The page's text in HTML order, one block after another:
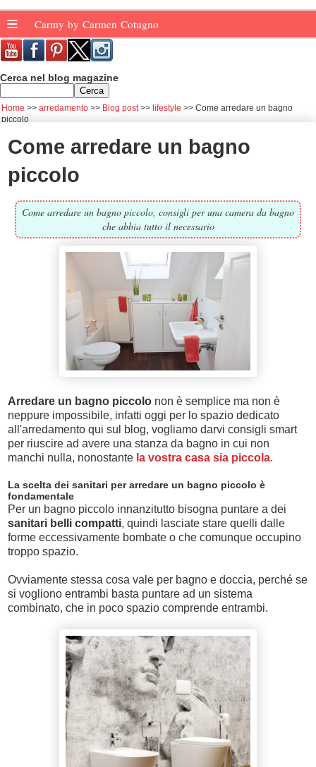
≡ Carmy by Carmen Cotugno
Cerca nel blog magazine
Home arredamento Blog post lifestyle
Come arredare un bagno
piccolo
Come arredare un bagno
piccolo
Come arredare un bagno piccolo, consigli per una camera da bagno
che abbia tutto il necessario
Arredare un bagno piccolo non è semplice ma non è
neppure impossibile, infatti oggi per lo spazio dedicato
all'arredamento qui sul blog, vogliamo darvi consigli smart
per riuscire ad avere una stanza da bagno in cui non
manchi nulla, nonostante la vostra casa sia piccola.
La scelta dei sanitari per arredare un bagno piccolo è
fondamentale
Per un bagno piccolo innanzitutto bisogna puntare a dei
sanitari belli compatti, quindi lasciate stare quelli dalle
forme eccessivamente bombate o che comunque occupino
troppo spazio.
Ovviamente stessa cosa vale per bagno e doccia, perché se
si vogliono entrambi basta puntare ad un sistema
combinato, che in poco spazio comprende entrambi.